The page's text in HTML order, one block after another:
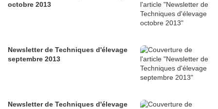
octobre 2013
Newsletter de Techniques d'élevage
septembre 2013
Newsletter de Techniques d'élevage